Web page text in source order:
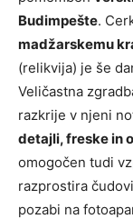
Budimpešte.
madžarskemu
(relikvija) je še
Veličastna
razkrije v njeni
detajli, freske in
omogočen tudi
razprostira
pozabi na